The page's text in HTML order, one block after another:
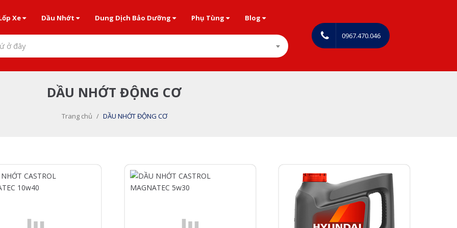
Xe Dầu Nhớt Dung Dịch Bảo Dưỡng Phụ Tùng Blog
ở đây
0967.470.046
DẦU NHỚT ĐỘNG CƠ
Trang chủ / DẦU NHỚT ĐỘNG CƠ